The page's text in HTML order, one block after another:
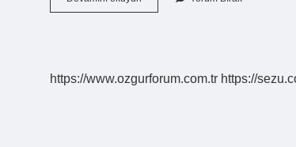
Ağırlık
Çözer
https://www.ozgurforum.com.tr https://